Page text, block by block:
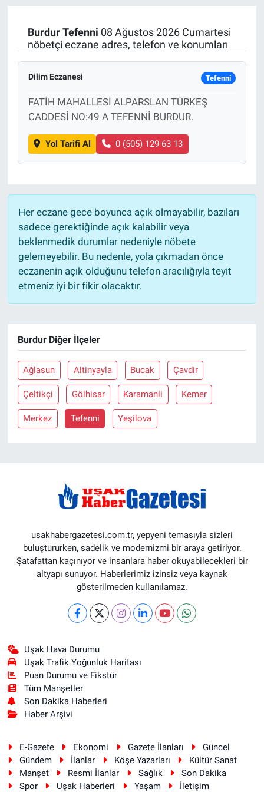
Burdur Tefenni 08 Ağustos 2026 Cumartesi
nöbetçi eczane adres, telefon ve konumları
Dilim Eczanesi Tefenni
FATİH MAHALLESİ ALPARSLAN TÜRKEŞ
CADDESİ NO:49 A TEFENNİ BURDUR.
Yol Tarifi Al 0 (505) 129 63 13
Her eczane gece boyunca açık olmayabilir, bazıları
sadece gerektiğinde açık kalabilir veya
beklenmedik durumlar nedeniyle nöbete
gelemeyebilir. Bu nedenle, yola çıkmadan önce
eczanenin açık olduğunu telefon aracılığıyla teyit
etmeniz iyi bir fikir olacaktır.
Burdur Diğer İlçeler
Ağlasun Altinyayla Bucak Çavdir
Çeltikçi Gölhisar Karamanli Kemer
Merkez Tefenni Yeşilova
usakhabergazetesi.com.tr, yepyeni temasıyla sizleri
buluştururken, sadelik ve modernizmi bir araya getiriyor.
Şatafattan kaçınıyor ve insanlara haber okuyabilecekleri bir
altyapı sunuyor. Haberlerimiz izinsiz veya kaynak
gösterilmeden kullanılamaz.
Uşak Hava Durumu
Uşak Trafik Yoğunluk Haritası
Puan Durumu ve Fikstür
Tüm Manşetler
Son Dakika Haberleri
Haber Arşivi
E-Gazete Ekonomi Gazete İlanları
Güncel
Gündem
İlanlar Köşe Yazarları
Kültür Sanat
Manşet
Resmi İlanlar Sağlık
Son Dakika
Spor
Uşak Haberleri Yaşam İletişim
Resmi İlanlar
Sağlık
Son Dakika
Spor